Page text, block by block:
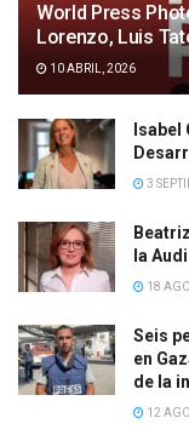
World Press
Lorenzo, Luis
10 ABRIL, 2026
3
la
18
Seis
en
de la
12